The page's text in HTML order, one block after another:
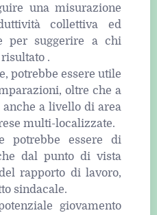
una misurazione
collettiva ed
per suggerire a chi
.
potrebbe essere utile
oltre che a
a livello di area
multi-localizzate.
potrebbe essere di
dal punto di vista
rapporto di lavoro,
sindacale.
giovamento